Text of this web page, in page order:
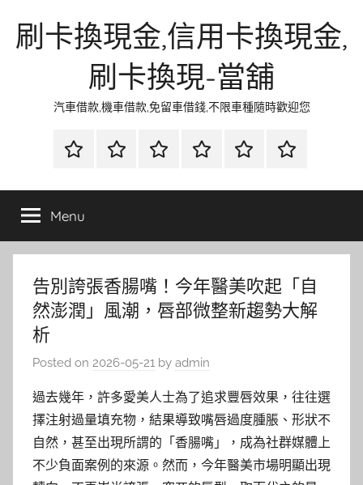
刷卡換現金,信用卡換現金,
刷卡換現-當舖
汽車借款,機車借款,免留車借錢,不限車種隨時歡迎您
首
當
金
網
資
流
時
環
清
聯
徵
Menu
告別誇張香腸嘴！今年醫美吹起「自
然澎潤」風潮，唇部微整新趨勢大解
析
Posted on 2026-05-21 by admin
過去幾年，許多愛美人士為了追求豐唇效果，往往選
擇注射過量填充物，結果導致嘴唇過度腫脹、形狀不
自然，甚至出現所謂的「香腸嘴」，成為社群媒體上
不少負面案例的來源。然而，今年醫美市場明顯出現